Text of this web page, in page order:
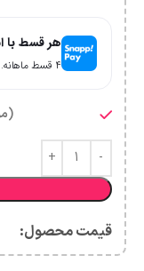
هر قسط با
۴ قسط ماهانه. بدون سود، چک و ضامن.
قیمت محصول:​